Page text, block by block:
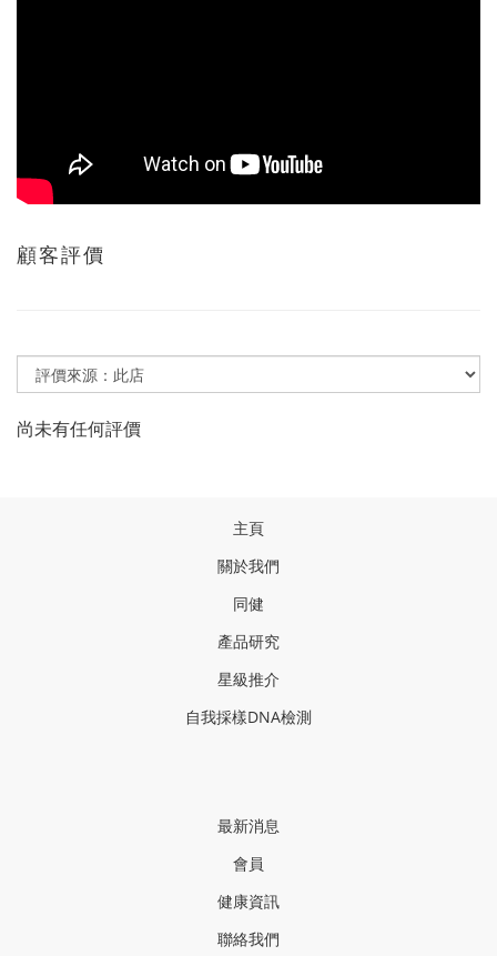
顧客評價
尚未有任何評價
主頁
關於我們
同健
產品研究
星級推介
自我採樣DNA檢測
最新消息
會員
健康資訊
聯絡我們